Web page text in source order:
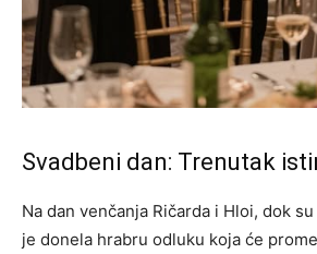
Svadbeni dan: Trenutak
Na dan venčanja Ričarda i Hloi, dok
je donela hrabru odluku koja će